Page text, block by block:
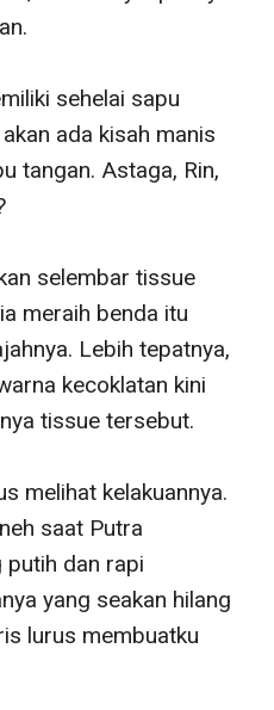
sehelai sapu
ada kisah manis
tangan. Astaga, Rin,
selembar tissue
meraih benda itu
Lebih tepatnya,
kecoklatan kini
tissue tersebut.
melihat kelakuannya.
saat Putra
putih dan rapi
yang seakan hilang
lurus membuatku